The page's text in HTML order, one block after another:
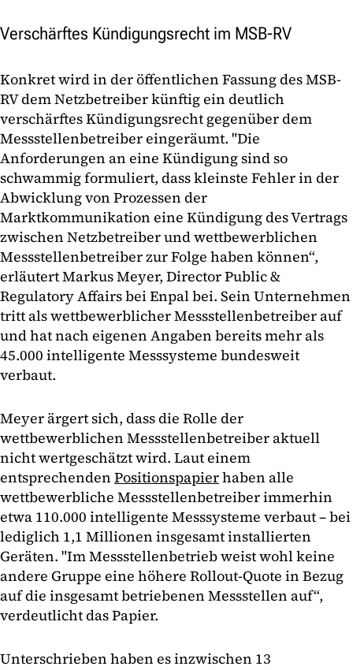
Verschärftes Kündigungsrecht im MSB-RV
Konkret wird in der öffentlichen Fassung des MSB-
RV dem Netzbetreiber künftig ein deutlich
verschärftes Kündigungsrecht gegenüber dem
Messstellenbetreiber eingeräumt. "Die
Anforderungen an eine Kündigung sind so
schwammig formuliert, dass kleinste Fehler in der
Abwicklung von Prozessen der
Marktkommunikation eine Kündigung des Vertrags
zwischen Netzbetreiber und wettbewerblichen
Messstellenbetreiber zur Folge haben können“,
erläutert Markus Meyer, Director Public &
Regulatory Affairs bei Enpal bei. Sein Unternehmen
tritt als wettbewerblicher Messstellenbetreiber auf
und hat nach eigenen Angaben bereits mehr als
45.000 intelligente Messsysteme bundesweit
verbaut.
Meyer ärgert sich, dass die Rolle der
wettbewerblichen Messstellenbetreiber aktuell
nicht wertgeschätzt wird. Laut einem
entsprechenden Positionspapierhaben alle
wettbewerbliche Messstellenbetreiber immerhin
etwa 110.000 intelligente Messsysteme verbaut – bei
lediglich 1,1 Millionen insgesamt installierten
Geräten. "Im Messstellenbetrieb weist wohl keine
andere Gruppe eine höhere Rollout-Quote in Bezug
auf die insgesamt betriebenen Messstellen auf“,
verdeutlicht das Papier.
Unterschrieben haben es inzwischen 13